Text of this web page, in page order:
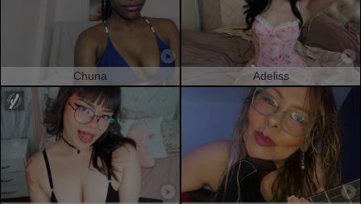
Chuna Adeliss